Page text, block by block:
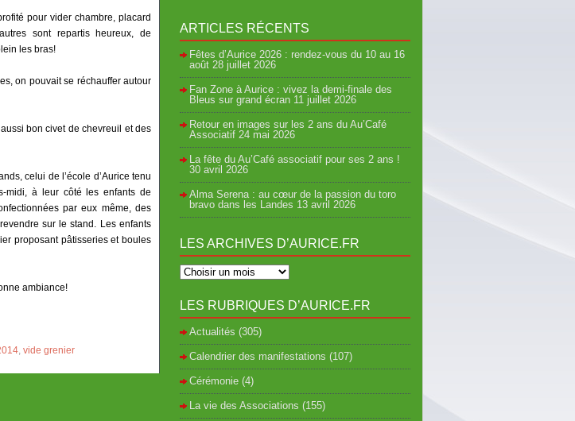
pour vider chambre, placard
sont repartis heureux, de
les bras!
on pouvait se réchauffer autour
bon civet de chevreuil et des
celui de l’école d’Aurice tenu
midi, à leur côté les enfants de
par eux même, des
sur le stand. Les enfants
proposant pâtisseries et boules
ambiance!
, vide grenier
ARTICLES RÉCENTS
Fêtes d’Aurice 2026 : rendez-vous du 10 au 16
août 28 juillet 2026
Fan Zone à Aurice : vivez la demi-finale des
Bleus sur grand écran 11 juillet 2026
Retour en images sur les 2 ans du Au’Café
Associatif 24 mai 2026
La fête du Au’Café associatif pour ses 2 ans !
30 avril 2026
Alma Serena : au cœur de la passion du toro
bravo dans les Landes 13 avril 2026
LES ARCHIVES D’AURICE.FR
LES RUBRIQUES D’AURICE.FR
Actualités (305)
Calendrier des manifestations (107)
Cérémonie (4)
La vie des Associations (155)